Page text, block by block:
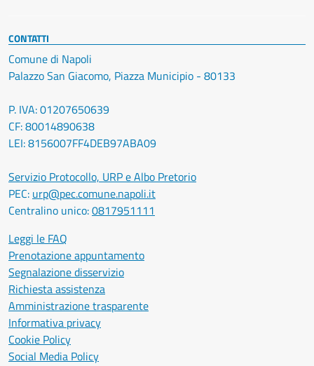
CONTATTI
Comune di Napoli
Palazzo San Giacomo, Piazza Municipio - 80133
P. IVA: 01207650639
CF: 80014890638
LEI: 8156007FF4DEB97ABA09
Servizio Protocollo, URP e Albo Pretorio
PEC: urp@pec.comune.napoli.it
Centralino unico:0817951111
Leggi le FAQ
Prenotazione appuntamento
Segnalazione disservizio
Richiesta assistenza
Amministrazione trasparente
Informativa privacy
Cookie Policy
Social Media Policy